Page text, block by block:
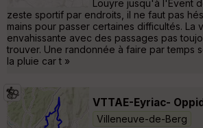
Louyre jusqu'à l'Event
zeste sportif par endroits, il ne faut pas
mains pour passer certaines difficultés. La
envahissante avec des passages pas
trouver. Une randonnée à faire par temps
la pluie car t »
VTTAE-Eyriac-
Villeneuve-de-Berg